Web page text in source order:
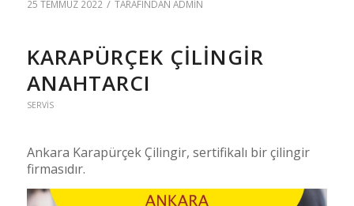
25 TEMMUZ 2022 / TARAFINDAN ADMIN
KARAPÜRÇEK ÇILINGIR
ANAHTARCI
SERVIS
Ankara Karapürçek Çilingir, sertifikalı bir çilingir
firmasıdır.